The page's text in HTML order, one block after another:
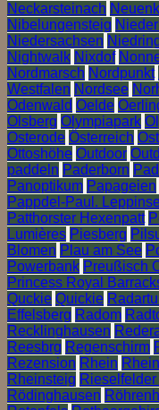
Neckarsteinach
Nibelungensteig
Niedersachsen
Nightwalk Nixdof
Nordmarsch Nordpunkt
Westfalen Nordsee
Odenwald Oelde
Olsberg Olympiapark
Osterode Österreich
Ottoshöhe Outdoor
paddeln Paderborn
Panoptikum Papageien
Pappdel-Paul.
Patthorster Hexenpatt
Lumières Piesberg
Blomen Plau am See
Powerbank Preußisch
Princess Royal
Quckie Quickie
Effelsberg Radom
Recklinghausen
Reesbrg Regenschirm
Rezension Rhein
Rheinsteig Rieselfelder
Rödinghausen